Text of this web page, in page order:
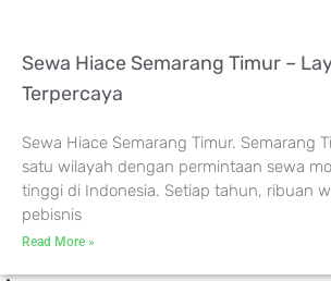
Sewa Hiace Semarang Timur –
Terpercaya
Sewa Hiace Semarang Timur. Semarang
satu wilayah dengan permintaan sewa
tinggi di Indonesia. Setiap tahun, ribuan
pebisnis
Read More »